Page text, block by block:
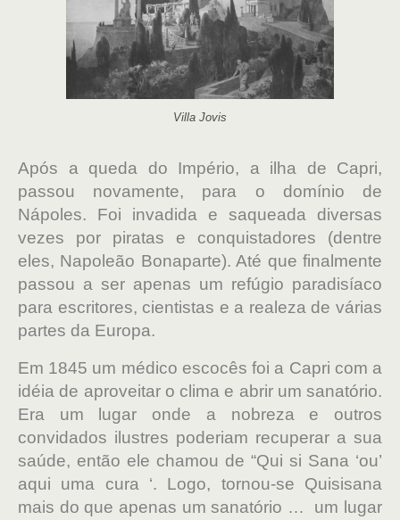
Villa Jovis
Após a queda do Império, a ilha de Capri,
passou novamente, para o domínio de
Nápoles. Foi invadida e saqueada diversas
vezes por piratas e conquistadores (dentre
eles, Napoleão Bonaparte). Até que finalmente
passou a ser apenas um refúgio paradisíaco
para escritores, cientistas e a realeza de várias
partes da Europa.
Em 1845 um médico escocês foi a Capri com a
idéia de aproveitar o clima e abrir um sanatório.
Era um lugar onde a nobreza e outros
convidados ilustres poderiam recuperar a sua
saúde, então ele chamou de “Qui si Sana ‘ou’
aqui uma cura ‘. Logo, tornou-se Quisisana
mais do que apenas um sanatório … um lugar